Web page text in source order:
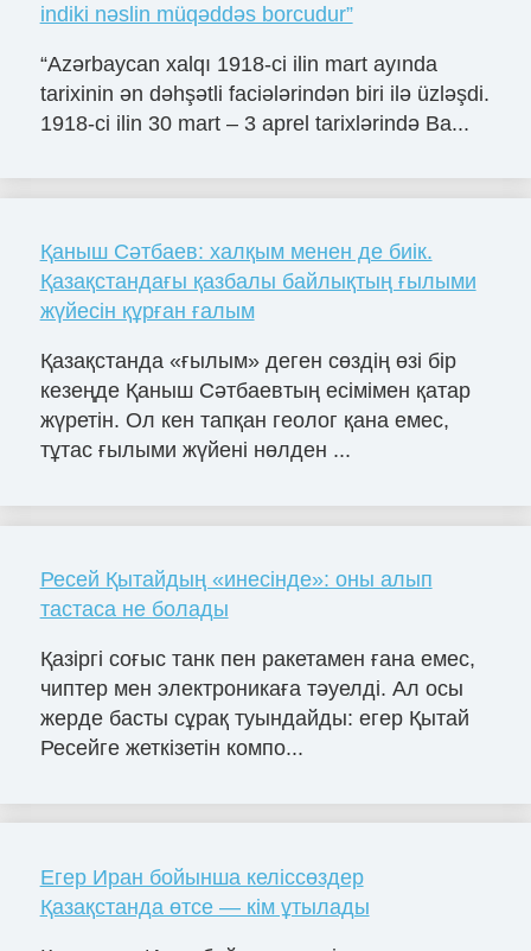
indiki nəslin müqəddəs borcudur”
“Azərbaycan xalqı 1918-ci ilin mart ayında
tarixinin ən dəhşətli faciələrindən biri ilə üzləşdi.
1918-ci ilin 30 mart – 3 aprel tarixlərində Ba...
Қаныш Сәтбаев: халқым менен де биік.
Қазақстандағы қазбалы байлықтың ғылыми
жүйесін құрған ғалым
Қазақстанда «ғылым» деген сөздің өзі бір
кезеңде Қаныш Сәтбаевтың есімімен қатар
жүретін. Ол кен тапқан геолог қана емес,
тұтас ғылыми жүйені нөлден ...
Ресей Қытайдың «инеcінде»: оны алып
тастаса не болады
Қазіргі соғыс танк пен ракетамен ғана емес,
чиптер мен электроникаға тәуелді. Ал осы
жерде басты сұрақ туындайды: егер Қытай
Ресейге жеткізетін компо...
Егер Иран бойынша келіссөздер
Қазақстанда өтсе — кім ұтылады